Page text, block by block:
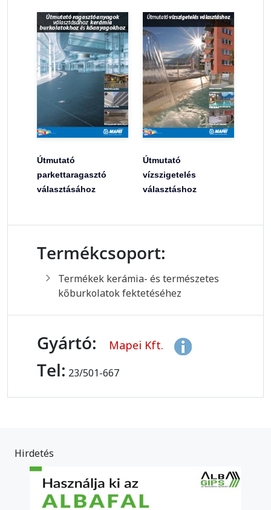
Útmutató
parkettaragasztó
választásához
Útmutató
vízszigetelés
választáshoz
Termékcsoport:
Termékek kerámia- és természetes
kőburkolatok fektetéséhez
Gyártó: Mapei Kft.
Tel: 23/501-667
Hirdetés